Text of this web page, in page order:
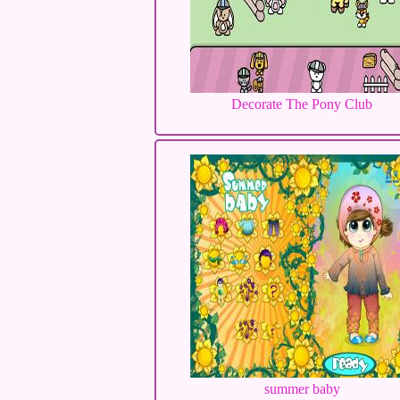
Decorate The Pony Club
summer baby